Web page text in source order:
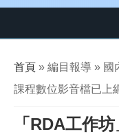
您在這裡
首頁 » 編目報導 » 國
課程數位影音檔已上
「RDA工作